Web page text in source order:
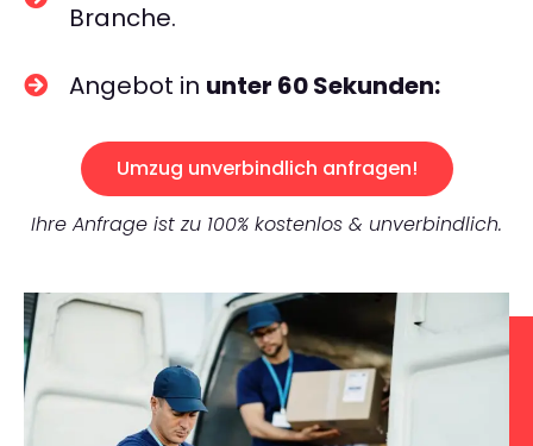
Branche.
Angebot in unter 60 Sekunden:
Umzug unverbindlich anfragen!
Ihre Anfrage ist zu 100% kostenlos & unverbindlich.